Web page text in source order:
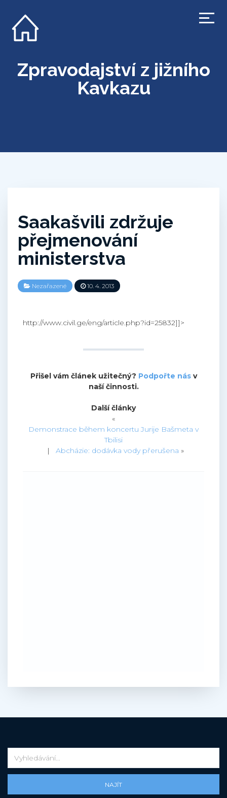
Zpravodajství z jižního
Kavkazu
Saakašvili zdržuje
přejmenování
ministerstva
Nezařazené 10. 4. 2013
http://www.civil.ge/eng/article.php?id=25832]]>
Přišel vám článek užitečný? Podpořte násv
naší činnosti.
Další články
«
Demonstrace během koncertu Jurije Bašmeta v
Tbilisi
| Abcházie: dodávka vody přerušena »
NAJÍT